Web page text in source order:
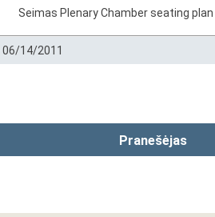
Seimas Plenary Chamber seating plan
06/14/2011
Pranešėjas